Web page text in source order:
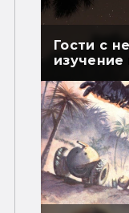
Гости с
изучение